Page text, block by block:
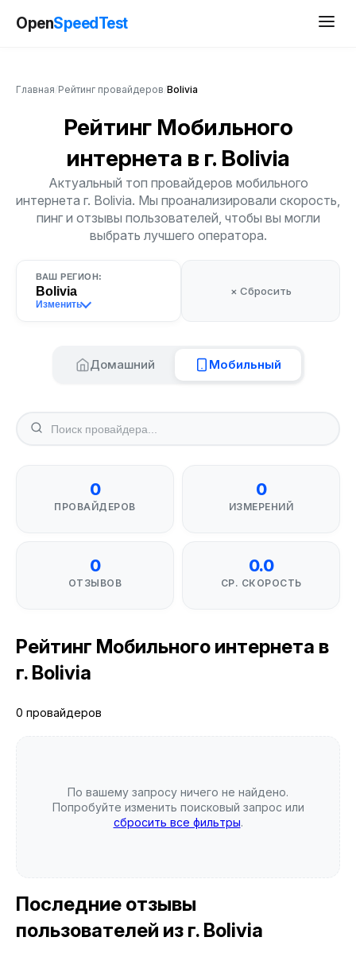
OpenSpeedTest
Главная Рейтинг провайдеров Bolivia
Рейтинг Мобильного
интернета в г. Bolivia
Актуальный топ провайдеров мобильного
интернета г. Bolivia. Мы проанализировали скорость,
пинг и отзывы пользователей, чтобы вы могли
выбрать лучшего оператора.
ВАШ РЕГИОН:
Bolivia
Изменить
× Сбросить
Домашний Мобильный
0
ПРОВАЙДЕРОВ
0
ИЗМЕРЕНИЙ
0
ОТЗЫВОВ
0.0
СР. СКОРОСТЬ
Рейтинг Мобильного интернета в
г. Bolivia
0 провайдеров
По вашему запросу ничего не найдено.
Попробуйте изменить поисковый запрос или
сбросить все фильтры.
Последние отзывы
пользователей из г. Bolivia